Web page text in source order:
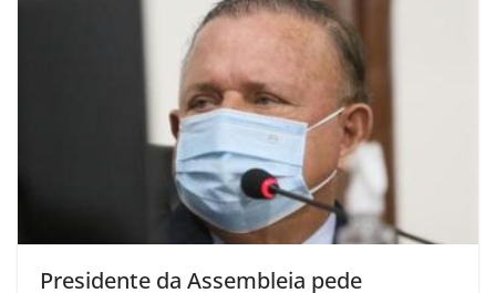
Presidente da Assembleia pede